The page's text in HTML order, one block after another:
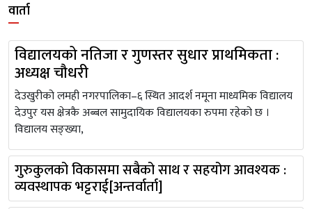
वार्ता
विद्यालयको नतिजा र गुणस्तर सुधार प्राथमिकता :
अध्यक्ष चौधरी
देउखुरीको लमही नगरपालिका–६ स्थित आदर्श नमूना माध्यमिक विद्यालय
देउपुर यस क्षेत्रकै अब्बल सामुदायिक विद्यालयका रुपमा रहेको छ ।
विद्यालय सङ्ख्या,
गुरुकुलको विकासमा सबैको साथ र सहयोग आवश्यक :
व्यवस्थापक भट्टराई[अन्तर्वार्ता]